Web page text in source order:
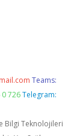
Teams:
726 Telegram:
Bilgi Teknolojileri